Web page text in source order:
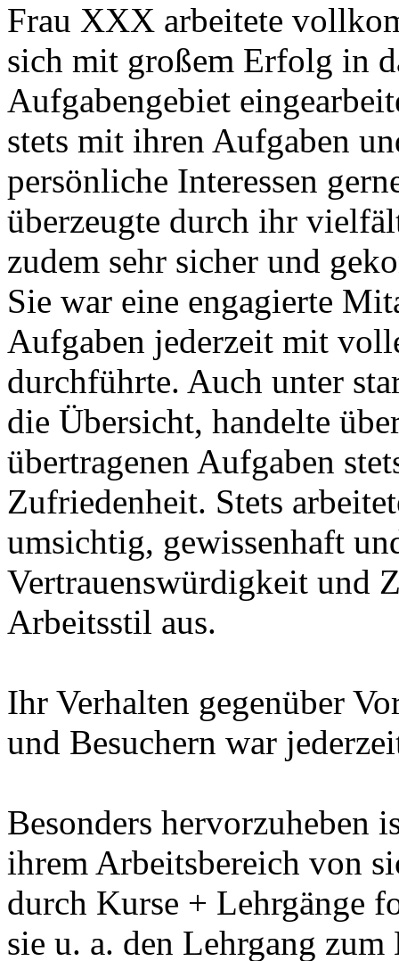
Frau XXX arbeitete
sich mit großem Erfolg in
Aufgabengebiet
stets mit ihren Aufgaben
persönliche Interessen
überzeugte durch ihr
zudem sehr sicher und
Sie war eine engagierte
Aufgaben jederzeit mit
durchführte. Auch unter
die Übersicht, handelte
übertragenen Aufgaben
Zufriedenheit. Stets
umsichtig, gewissenhaft
Vertrauenswürdigkeit und
Arbeitsstil aus.
Ihr Verhalten gegenüber
und Besuchern war
Besonders hervorzuheben
ihrem Arbeitsbereich von
durch Kurse + Lehrgänge
sie u. a. den Lehrgang